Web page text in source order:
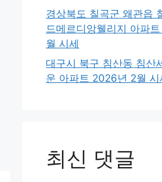
경상북도 칠곡군 왜관읍
드메르디앙웰리지 아파
월 시세
대구시 북구 침산동 침산
운 아파트 2026년 2월 시
최신 댓글